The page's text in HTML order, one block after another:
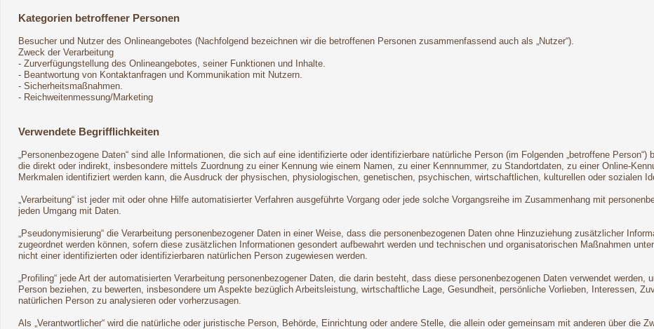
Kategorien betroffener Personen
Besucher und Nutzer des Onlineangebotes (Nachfolgend bezeichnen wir die betroffenen Personen zusammenfassend auch als „Nutzer“).
Zweck der Verarbeitung
- Zurverfügungstellung des Onlineangebotes, seiner Funktionen und Inhalte.
- Beantwortung von Kontaktanfragen und Kommunikation mit Nutzern.
- Sicherheitsmaßnahmen.
- Reichweitenmessung/Marketing
Verwendete Begrifflichkeiten
„Personenbezogene Daten“ sind alle Informationen, die sich auf eine identifizierte oder identifizierbare natürliche Person (im Folgenden „betroffene
die direkt oder indirekt, insbesondere mittels Zuordnung zu einer Kennung wie einem Namen, zu einer Kennnummer, zu Standortdaten, zu einer Online-
Merkmalen identifiziert werden kann, die Ausdruck der physischen, physiologischen, genetischen, psychischen, wirtschaftlichen, kulturellen oder sozialen
„Verarbeitung“ ist jeder mit oder ohne Hilfe automatisierter Verfahren ausgeführte Vorgang oder jede solche Vorgangsreihe im Zusammenhang mit
jeden Umgang mit Daten.
„Pseudonymisierung“ die Verarbeitung personenbezogener Daten in einer Weise, dass die personenbezogenen Daten ohne Hinzuziehung zusätzlicher
zugeordnet werden können, sofern diese zusätzlichen Informationen gesondert aufbewahrt werden und technischen und organisatorischen Maßnahmen
nicht einer identifizierten oder identifizierbaren natürlichen Person zugewiesen werden.
„Profiling“ jede Art der automatisierten Verarbeitung personenbezogener Daten, die darin besteht, dass diese personenbezogenen Daten verwendet
Person beziehen, zu bewerten, insbesondere um Aspekte bezüglich Arbeitsleistung, wirtschaftliche Lage, Gesundheit, persönliche Vorlieben, Interessen,
natürlichen Person zu analysieren oder vorherzusagen.
Als „Verantwortlicher“ wird die natürliche oder juristische Person, Behörde, Einrichtung oder andere Stelle, die allein oder gemeinsam mit anderen über die